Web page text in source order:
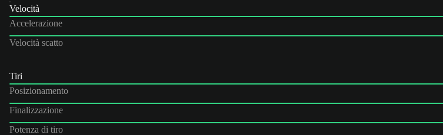
Velocità
Accelerazione
Velocità scatto
Tiri
Posizionamento
Finalizzazione
Potenza di tiro